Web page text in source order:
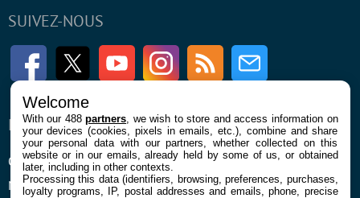
SUIVEZ-NOUS
FacebookTwitter Youtube InstagramRSS Newsletter
ENTREPRISE
Qui sommes nous
Mentions légales et CGU
À PROPOS
La rédaction
Contact
Welcome
With our 488partners , we wish to store and access information on
your devices (cookies, pixels in emails, etc.), combine and share
your personal data with our partners, whether collected on this
website or in our emails, already held by some of us, or obtained
later, including in other contexts.
Processing this data (identifiers, browsing, preferences, purchases,
loyalty programs, IP, postal addresses and emails, phone, precise